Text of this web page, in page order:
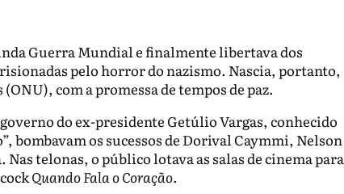
Guerra Mundial e finalmente libertava dos
pelo horror do nazismo. Nascia, portanto,
com a promessa de tempos de paz.
do ex-presidente Getúlio Vargas, conhecido
bombavam os sucessos de Dorival Caymmi, Nelson
telonas, o público lotava as salas de cinema para
Quando Fala o Coração.